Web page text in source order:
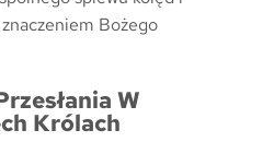
Bożego
W
Królach